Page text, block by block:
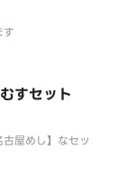
す
すセット
屋めし】なセッ